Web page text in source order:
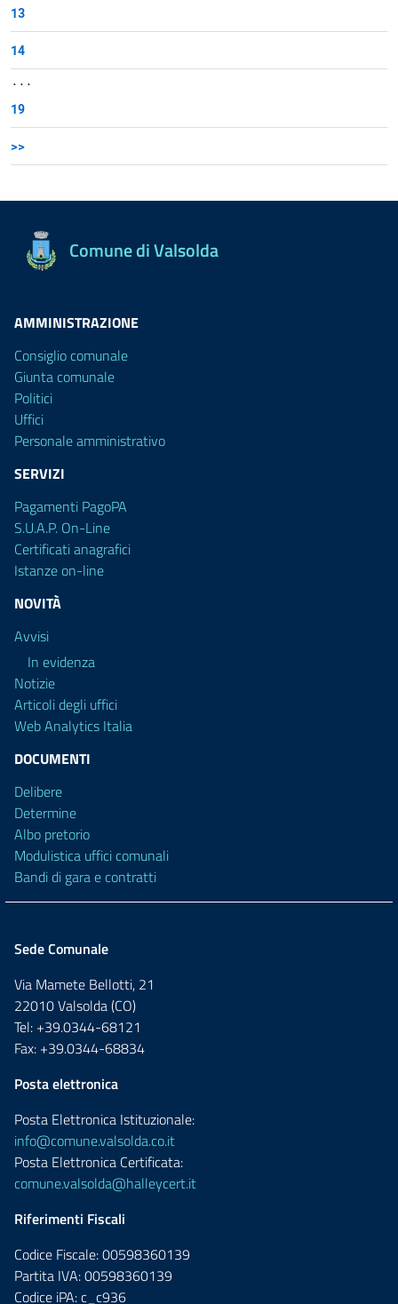
13
14
...
19
>>
Comune di Valsolda
AMMINISTRAZIONE
Consiglio comunale
Giunta comunale
Politici
Uffici
Personale amministrativo
SERVIZI
Pagamenti PagoPA
S.U.A.P. On-Line
Certificati anagrafici
Istanze on-line
NOVITÀ
Avvisi
In evidenza
Notizie
Articoli degli uffici
Web Analytics Italia
DOCUMENTI
Delibere
Determine
Albo pretorio
Modulistica uffici comunali
Bandi di gara e contratti
Sede Comunale
Via Mamete Bellotti, 21
22010 Valsolda (CO)
Tel: +39.0344-68121
Fax: +39.0344-68834
Posta elettronica
Posta Elettronica Istituzionale:
info@comune.valsolda.co.it
Posta Elettronica Certificata:
comune.valsolda@halleycert.it
Riferimenti Fiscali
Codice Fiscale: 00598360139
Partita IVA: 00598360139
Codice iPA: c_c936